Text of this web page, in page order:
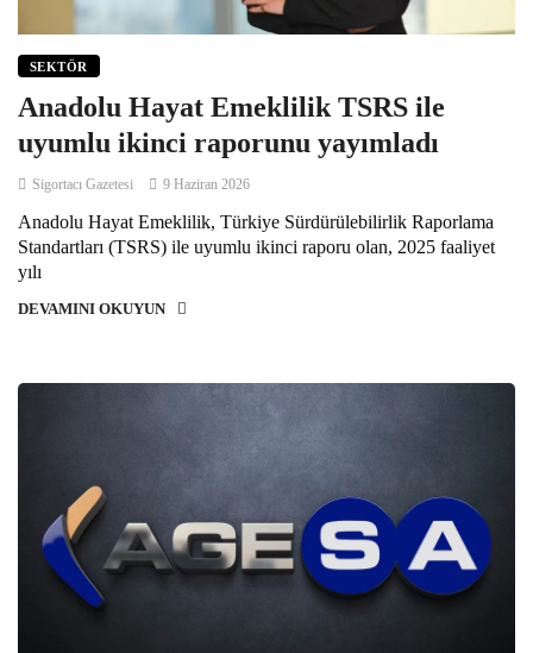
SEKTÖR
Anadolu Hayat Emeklilik TSRS ile
uyumlu ikinci raporunu yayımladı
Sigortacı Gazetesi 9 Haziran 2026
Anadolu Hayat Emeklilik, Türkiye Sürdürülebilirlik Raporlama
Standartları (TSRS) ile uyumlu ikinci raporu olan, 2025 faaliyet
yılı
DEVAMINI OKUYUN